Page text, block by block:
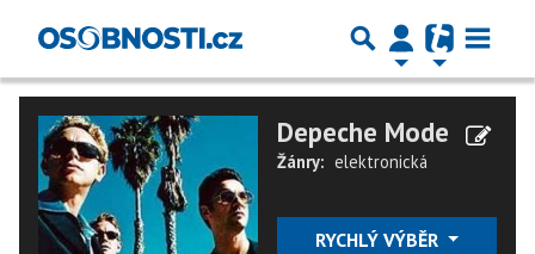
Depeche Mode
Žánry: elektronická
RYCHLÝ VÝBĚR